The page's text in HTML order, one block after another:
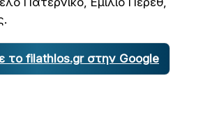
το filathlos.gr στην Google